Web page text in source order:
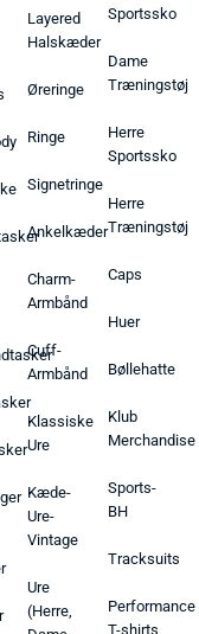
Layered
Halskæder
Øreringe
Ringe
Signetringe
Ankelkæder
Charm-
Armbånd
Cuff-
Armbånd
Klassiske
Ure
Kæde-
Ure-
Vintage
Ure
(Herre,
Sportssko
Dame
Træningstøj
Herre
Sportssko
Herre
Træningstøj
Caps
Huer
Bøllehatte
Klub
Merchandise
Sports-
BH
Tracksuits
Performance
T-shirts